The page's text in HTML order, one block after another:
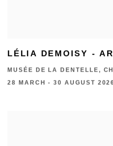
LÉLIA DEMOISY -
MUSÉE DE LA DENTELLE,
28 MARCH - 30 AUGUST